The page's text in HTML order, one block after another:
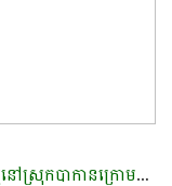
ប្រជុំពិភាក្សាជាមួយថ្នាក់ដឹកនាំសហគមន៍កសិកម្មនៅស្រុកបាកានក្រោមគម្រោង​ PCRL​